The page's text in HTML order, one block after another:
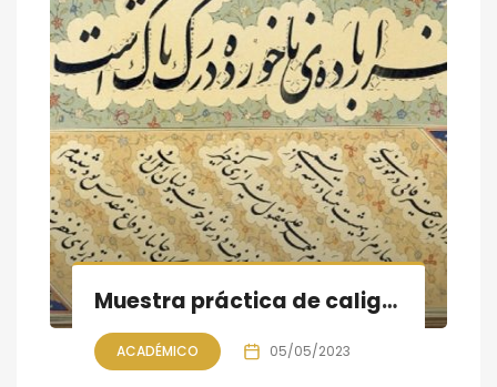
Muestra práctica de caligrafía persa, sesión III
ACADÉMICO 05/05/2023